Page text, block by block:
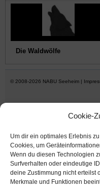
Cookie-
Um dir ein optimales Erlebnis
Cookies, um
Wenn du diesen Technologien
Surfverhalten oder eindeutige
deine Zustimmung nicht erteilst
Merkmale und Funktionen
Die Waldwölfe
© 2008-2026 NABU Seeheim |